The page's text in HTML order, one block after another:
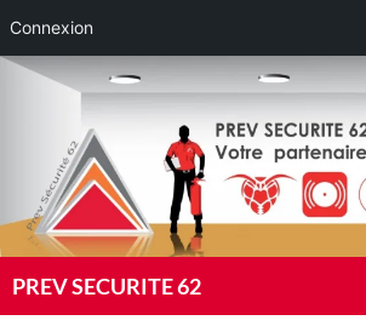
Connexion
Aller
PREV SECURITE 62